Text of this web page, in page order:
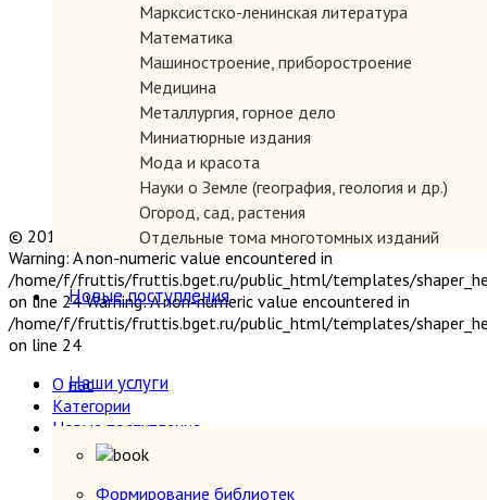
Марксистско-ленинская литература
Математика
Машиностроение, приборостроение
Медицина
Металлургия, горное дело
Миниатюрные издания
Мода и красота
Науки о Земле (география, геология и др.)
Огород, сад, растения
Отдельные тома многотомных изданий
Открытки
Охота и рыбалка
Педагогика
Политология, геополитика, дипломатия
Промышленность, производство
Религия
Сатира и юмор
Новые поступления
Наши услуги
Формирование библиотек
© 2019 "Параграф" Покупка и продажа антикварных книг
Warning: A non-numeric value encountered in
/home/f/fruttis/fruttis.bget.ru/public_html/templates/
on line 24 Warning: A non-numeric value encountered in
/home/f/fruttis/fruttis.bget.ru/public_html/templates/
on line 24
О нас
Категории
Новые поступления
Наши услуги
Прием книг